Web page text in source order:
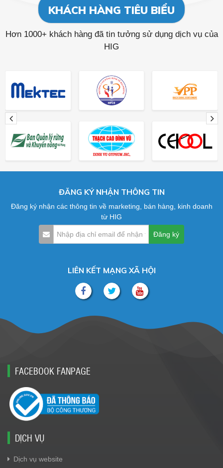
KHÁCH HÀNG TIÊU BIỂU
Hơn 1000+ khách hàng đã tin tưởng sử dụng dịch vụ của
HIG
ĐĂNG KÝ NHẬN THÔNG TIN
Đăng ký nhận các thông tin về marketing, bán hàng, kinh doanh
từ HIG
LIÊN KẾT MẠNG XÃ HỘI
FACEBOOK FANPAGE
DỊCH VỤ
Dịch vụ website